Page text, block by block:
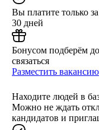
Вы платите только
30 дней
Бонусом подберём
связаться
Разместить вакансию
Находите людей в
Можно не ждать
кандидатов и